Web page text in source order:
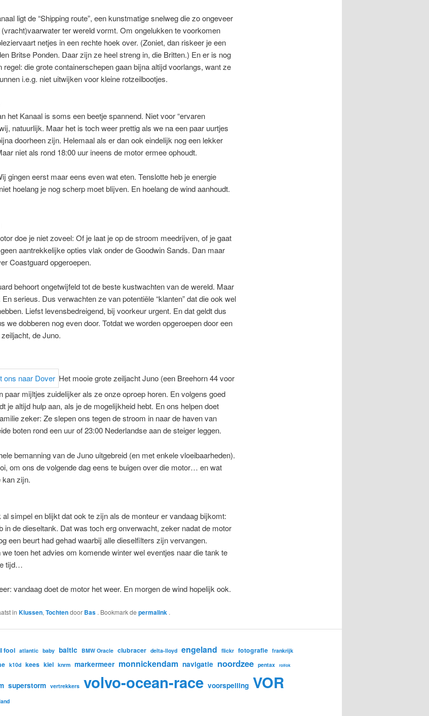
ligt de “Shipping route”, een kunstmatige snelweg die zo ongeveer
ter wereld vormt. Om ongelukken te voorkomen
netjes in een rechte hoek over. (Zoniet, dan riskeer je een
Britse Ponden. Daar zijn ze heel streng in, die Britten.) En er is nog
regel: die grote containerschepen gaan bijna altijd voorlangs, want ze
i.e.g. niet uitwijken voor kleine rotzeilbootjes.
het Kanaal is soms een beetje spannend. Niet voor “ervaren
natuurlijk. Maar het is toch weer prettig als we na een paar uurtjes
doorheen zijn. Helemaal als er dan ook eindelijk nog een lekker
niet als rond 18:00 uur ineens de motor ermee ophoudt.
gingen eerst maar eens even wat eten. Tenslotte heb je energie
hoelang je nog scherp moet blijven. En hoelang de wind aanhoudt.
doe je niet zoveel: Of je laat je op de stroom meedrijven, of je gaat
aantrekkelijke opties vlak onder de Goodwin Sands. Dan maar
Coastguard opgeroepen.
behoort ongetwijfeld tot de beste kustwachten van de wereld. Maar
serieus. Dus verwachten ze van potentiële “klanten” dat die ook wel
Liefst levensbedreigend, bij voorkeur urgent. En dat geldt dus
we dobberen nog even door. Totdat we worden opgeroepen door een
de Juno.
Het mooie grote zeiljacht Juno (een Breehorn 44 voor
paar mijltjes zuidelijker als ze onze oproep horen. En volgens goed
je altijd hulp aan, als je de mogelijkheid hebt. En ons helpen doet
zeker: Ze slepen ons tegen de stroom in naar de haven van
boten rond een uur of 23:00 Nederlandse aan de steiger leggen.
bemanning van de Juno uitgebreid (en met enkele vloeibaarheden).
om ons de volgende dag eens te buigen over die motor… en wat
kan zijn.
al simpel en blijkt dat ook te zijn als de monteur er vandaag bijkomt:
in de dieseltank. Dat was toch erg onverwacht, zeker nadat de motor
een beurt had gehad waarbij alle dieselfilters zijn vervangen.
toen het advies om komende winter wel eventjes naar die tank te
tijd…
vandaag doet de motor het weer. En morgen de wind hopelijk ook.
in Klussen, Tochtendoor Bas . Bookmark de permalink .
fool atlantic baby baltic BMW Oracle clubracer delta-lloyd engeland flickr fotografie frankrijk
k10d kees kiel knrm markermeer monnickendam navigatie noordzee pentax rolfok
superstorm vertrekkers volvo-ocean-race voorspelling VOR